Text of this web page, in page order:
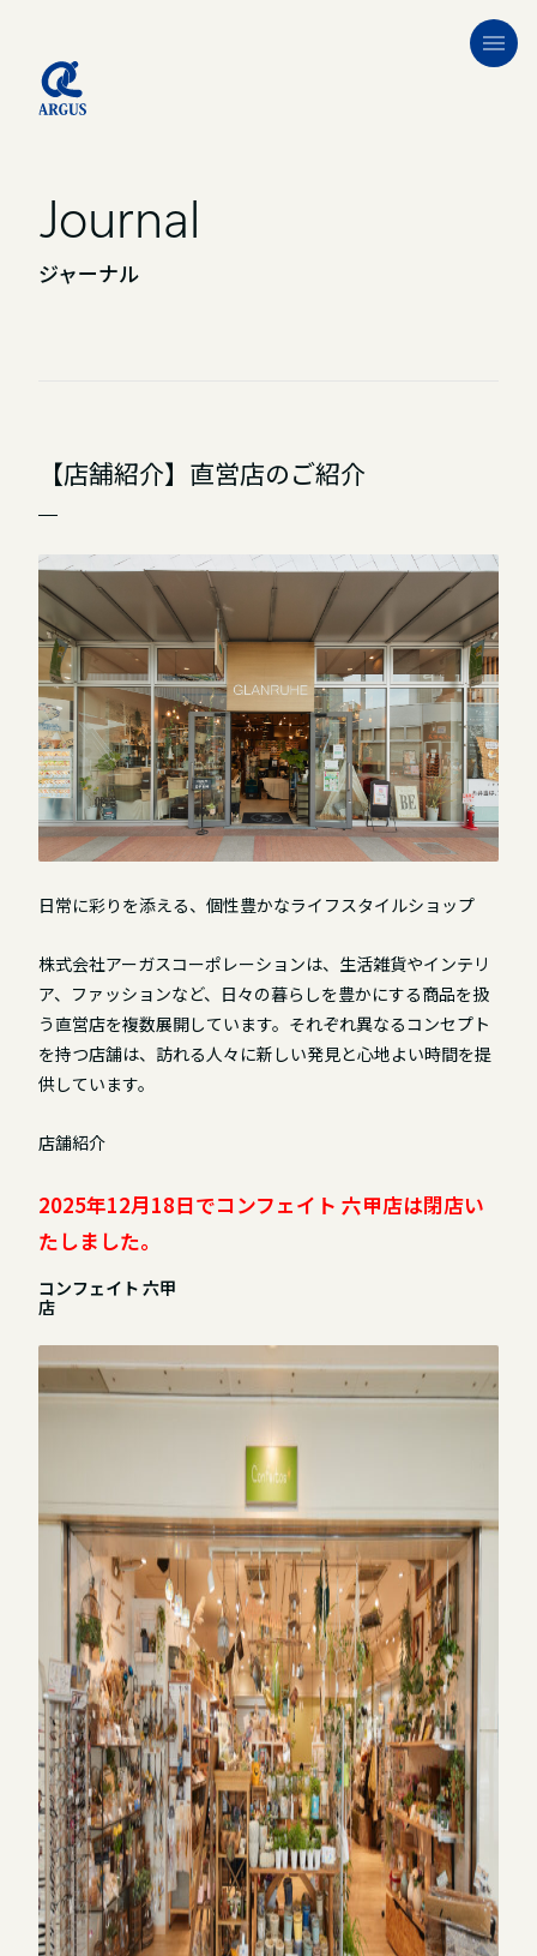
Journal
ジャーナル
【店舗紹介】直営店のご紹介
日常に彩りを添える、個性豊かなライフスタイルショップ
株式会社アーガスコーポレーションは、生活雑貨やインテリ
ア、ファッションなど、日々の暮らしを豊かにする商品を扱
う直営店を複数展開しています。それぞれ異なるコンセプト
を持つ店舗は、訪れる人々に新しい発見と心地よい時間を提
供しています。
店舗紹介
2025年12月18日でコンフェイト 六甲店は閉店い
たしました。
コンフェイト 六甲